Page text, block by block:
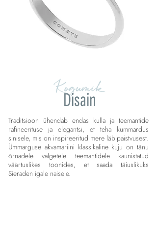
Kogumik
Disain
Traditsioon ühendab endas kulla ja teemantide
rafineerituse ja elegantsi, et teha kummardus
sinisele, mis on inspireeritud mere läbipaistvusest.
Ümmarguse akvamariini klassikaline kuju on tänu
õrnadele valgetele teemantidele kaunistatud
väärtuslikes toonides, et saada täiuslikuks
Sieraden igale naisele.